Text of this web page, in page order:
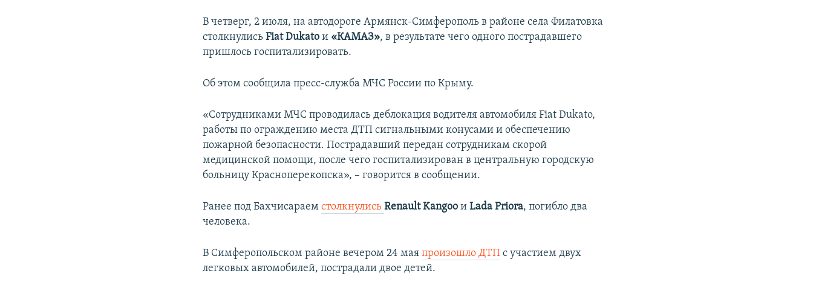
В четверг, 2 июля, на автодороге Армянск-Симферополь в районе села Филатовка
столкнулисьFiat Dukatoи «КАМАЗ», в результате чего одного пострадавшего
пришлось госпитализировать.
Об этом сообщила пресс-служба МЧС России по Крыму.
«Сотрудниками МЧС проводилась деблокация водителя автомобиля Fiat Dukato,
работы по ограждению места ДТП сигнальными конусами и обеспечению
пожарной безопасности. Пострадавший передан сотрудникам скорой
медицинской помощи, после чего госпитализирован в центральную городскую
больницу Красноперекопска», – говорится в сообщении.
Ранее под БахчисараемстолкнулисьRenaultKangoo иLadaPriora, погибло два
человека.
В Симферопольском районе вечером 24 маяпроизошло ДТП с участием двух
легковых автомобилей, пострадали двое детей.